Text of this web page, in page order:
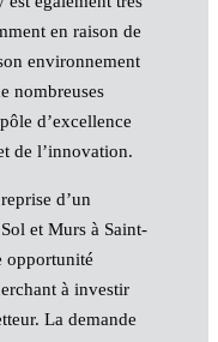
en raison de
environnement
nombreuses
d’excellence
de l’innovation.
d’un
et Murs à Saint-
opportunité
à investir
La demande